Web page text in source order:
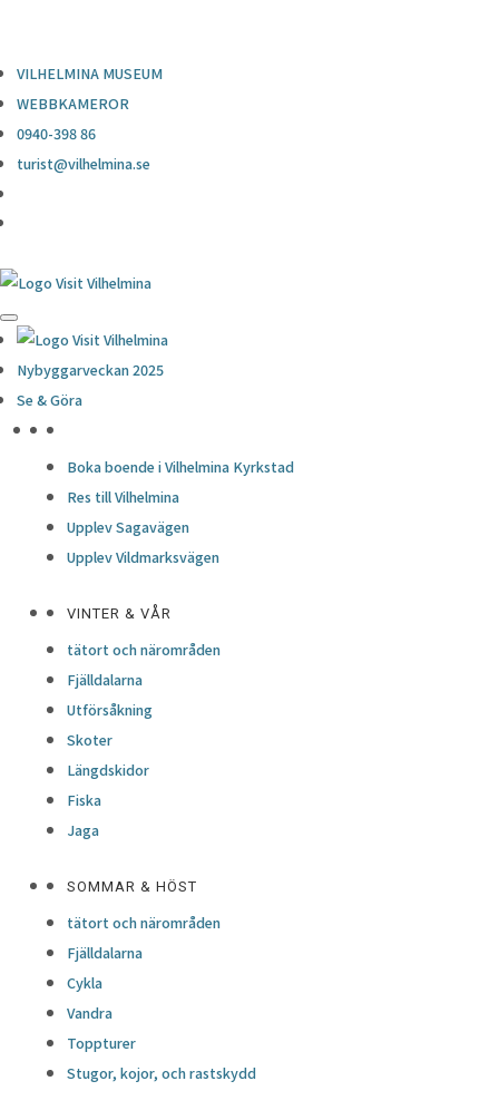
VILHELMINA MUSEUM
WEBBKAMEROR
0940-398 86
turist@vilhelmina.se
Nybyggarveckan 2025
Se & Göra
Boka boende i Vilhelmina Kyrkstad
Res till Vilhelmina
Upplev Sagavägen
Upplev Vildmarksvägen
VINTER & VÅR
tätort och närområden
Fjälldalarna
Utförsåkning
Skoter
Längdskidor
Fiska
Jaga
SOMMAR & HÖST
tätort och närområden
Fjälldalarna
Cykla
Vandra
Toppturer
Stugor, kojor, och rastskydd